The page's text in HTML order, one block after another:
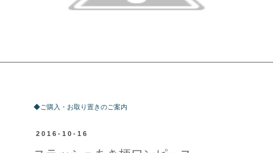
◆ご購入・お取り置きのご案内
2016-10-16